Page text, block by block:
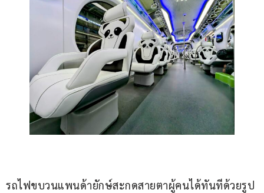
รถไฟขบวนแพนด้ายักษ์สะกดสายตาผู้คนได้ทันทีด้วยรูป